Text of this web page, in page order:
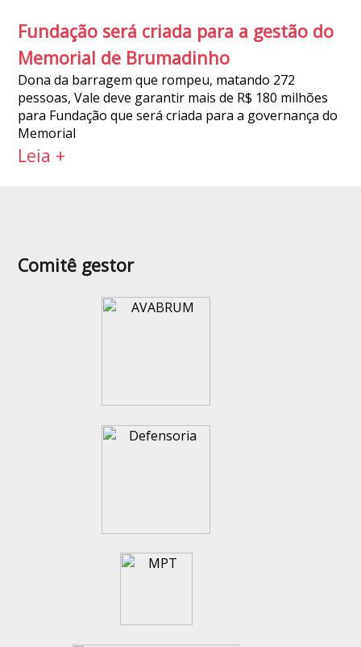
Fundação será criada para a gestão do
Memorial de Brumadinho
Dona da barragem que rompeu, matando 272
pessoas, Vale deve garantir mais de R$ 180 milhões
para Fundação que será criada para a governança do
Memorial
Leia +
Comitê gestor